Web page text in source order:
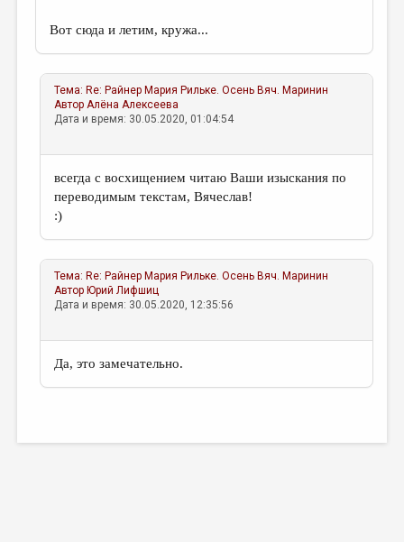
Вот сюда и летим, кружа...
Тема: Re: Райнер Мария Рильке. Осень Вяч. Маринин
АвторАлёна Алексеева
Дата и время: 30.05.2020, 01:04:54
всегда с восхищением читаю Ваши изыскания по
переводимым текстам, Вячеслав!
:)
Тема: Re: Райнер Мария Рильке. Осень Вяч. Маринин
Автор Юрий Лифшиц
Дата и время: 30.05.2020, 12:35:56
Да, это замечательно.